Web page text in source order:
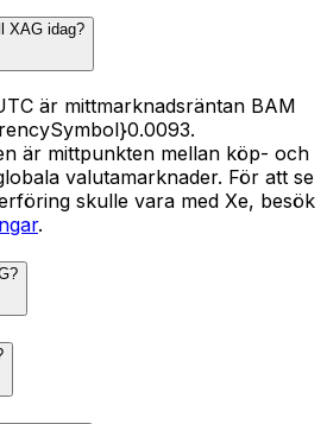
XAG idag?
är mittmarknadsräntan BAM
är mittpunkten mellan köp- och
valutamarknader. För att se
skulle vara med Xe, besök
.